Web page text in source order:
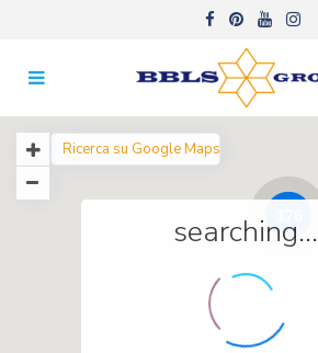
searching...